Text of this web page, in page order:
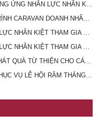
QUỸ TỪ THIỆN CÔNG TY TNHH CUNG ỨNG NHÂN LỰC NHÂN KIỆT PHỐI HỢP CÙNG HỘI CHỮ THẬP ĐỎ XÃ TÂN QUAN GIÚP ĐỠ HOÀN CẢNH KHÓ KHĂN TRÊN ĐỊA BÀN
NHÂN KIỆT THAM GIA CHƯƠNG TRÌNH CARAVAN DOANH NHÂN TRẺ NAM BỘ- NGHĨA TÌNH ĐẤT MŨI CÀ MAU
CÔNG TY TNHH CUNG ỨNG NHÂN LỰC NHÂN KIỆT THAM GIA CHƯƠNG TRÌNH HIẾN MÁU TÌNH NGUYỆN DO BAN THANH NIÊN CÔNG AN TỈNH BÌNH DƯƠNG TỔ CHỨC
CÔNG TY TNHH CUNG ỨNG NHÂN LỰC NHÂN KIỆT THAM GIA LỄ PHÁT ĐỘNG HƯỞNG ỨNG NGÀY CHẠY OLYMPIC VÌ SỨC KHOẺ TOÀN DÂN TRÊN ĐỊA BÀN PHƯỜNG PHÚ MỸ NĂM 2024
ĐÀ NẴNG: NHÂN KIỆT TỔ CHỨC PHÁT QUÀ TỪ THIỆN CHO CÁC HOÀN CẢNH KHÓ KHĂN
NHÂN KIỆT THAM GIA TỪ THIỆN PHỤC VỤ LỄ HỘI RẰM THÁNG GIÊNG TẠI CHÙA BÀ THIÊN HẬU- BÌNH DƯƠNG 2024